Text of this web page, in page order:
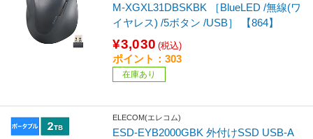
M-XGXL31DBSKBK ［BlueLED /無線(ワ
イヤレス) /5ボタン /USB］ 【864】
¥3,030 (税込)
ポイント：303
在庫あり
ELECOM(エレコム)
ESD-EYB2000GBK 外付けSSD USB-A